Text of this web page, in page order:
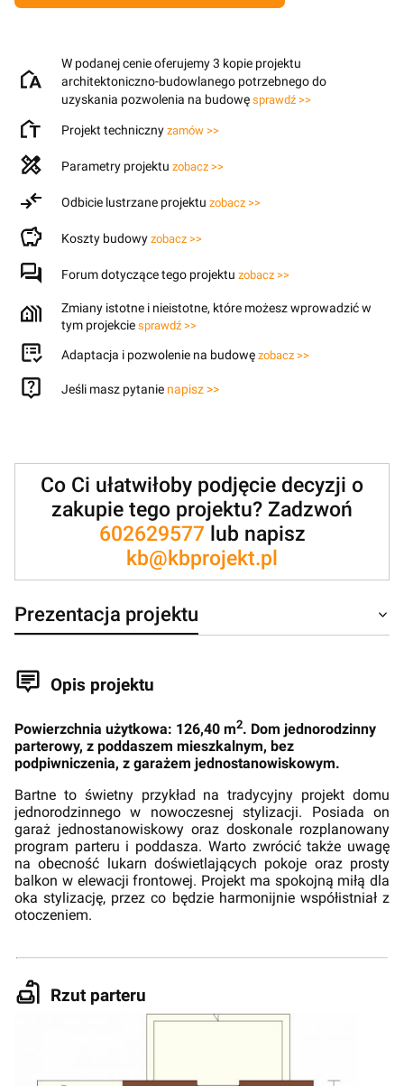
W podanej cenie oferujemy 3 kopie projektu
architektoniczno-budowlanego potrzebnego do
uzyskania pozwolenia na budowę sprawdź >>
Projekt techniczny zamów >>
Parametry projektu zobacz >>
Odbicie lustrzane projektu zobacz >>
Koszty budowy zobacz >>
Forum dotyczące tego projektu zobacz >>
Zmiany istotne i nieistotne, które możesz wprowadzić w
tym projekcie sprawdź >>
Adaptacja i pozwolenie na budowę zobacz >>
Jeśli masz pytanie napisz >>
Co Ci ułatwiłoby podjęcie decyzji o
zakupie tego projektu? Zadzwoń
602629577lub napisz
kb@kbprojekt.pl
Prezentacja projektu
Opis projektu
Powierzchnia użytkowa: 126,40 m2. Dom jednorodzinny
parterowy, z poddaszem mieszkalnym, bez
podpiwniczenia, z garażem jednostanowiskowym.
Bartne to świetny przykład na tradycyjny projekt domu
jednorodzinnego w nowoczesnej stylizacji. Posiada on
garaż jednostanowiskowy oraz doskonale rozplanowany
program parteru i poddasza. Warto zwrócić także uwagę
na obecność lukarn doświetlających pokoje oraz prosty
balkon w elewacji frontowej. Projekt ma spokojną miłą dla
oka stylizację, przez co będzie harmonijnie współistniał z
otoczeniem.
Rzut parteru